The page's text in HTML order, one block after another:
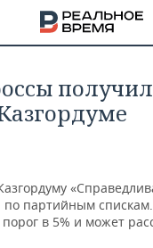
О ДОХОДАХ
по партийным
в 5% и может